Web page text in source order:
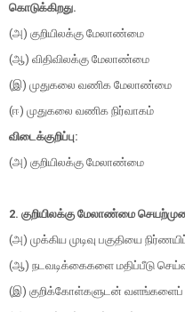
கொடுக்கிறது.
(அ) குறியிலக்கு மேலாண்மை
(ஆ) விதிவிலக்கு மேலாண்மை
(இ) முதுகலை வணிக மேலாண்மை
(ஈ) முதுகலை வணிக நிர்வாகம்
விடைக்குறிப்பு:
(அ) குறியிலக்கு மேலாண்மை
2. குறியிலக்கு மேலாண்மை
(அ) முக்கிய முடிவு பகுதியை
(ஆ) நடவடிக்கைகளை மதிப்பீடு
(இ) குறிக்கோள்களுடன் வளங்களைப்